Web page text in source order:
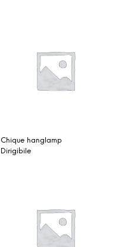
Chique hanglamp
Dirigibile